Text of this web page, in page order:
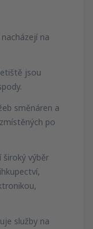
na
jsou
směnáren a
po
široký výběr
služby na